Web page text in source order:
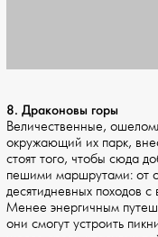
8. Драконовы горы
Величественные,
окружающий их парк,
стоят того, чтобы сюда
пешими маршрутами: от
десятидневных походов
Менее энергичным
они смогут устроить